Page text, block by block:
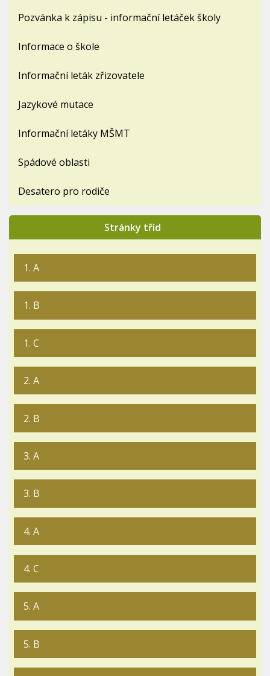
Pozvánka k zápisu - informační letáček školy
Informace o škole
Informační leták zřizovatele
Jazykové mutace
Informační letáky MŠMT
Spádové oblasti
Desatero pro rodiče
Stránky tříd
1. A
1. B
1. C
2. A
2. B
3. A
3. B
4. A
4. C
5. A
5. B